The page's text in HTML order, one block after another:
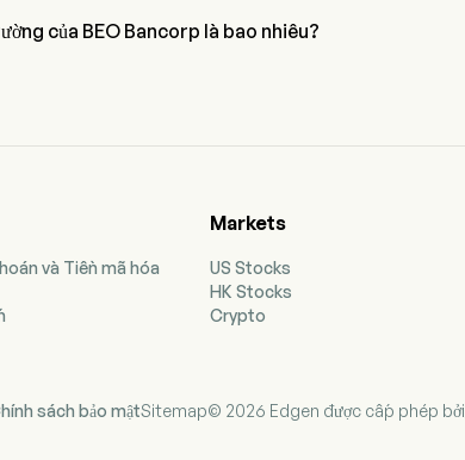
của BEO Bancorp là bao nhiêu?
và Tiền mã hóa
Markets
US Stocks
HK Stocks
Crypto
sách bảo mậtSitemap© 2026 Edgen được cấp phép bởi